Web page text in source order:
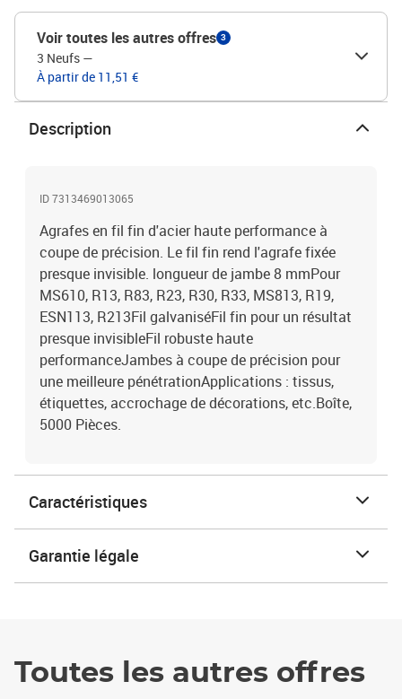
Voir toutes les autres offres 3
3 Neufs —
À partir de 11,51 €
Description
ID 7313469013065
Agrafes en fil fin d'acier haute performance à
coupe de précision. Le fil fin rend l'agrafe fixée
presque invisible. longueur de jambe 8 mmPour
MS610, R13, R83, R23, R30, R33, MS813, R19,
ESN113, R213Fil galvaniséFil fin pour un résultat
presque invisibleFil robuste haute
performanceJambes à coupe de précision pour
une meilleure pénétrationApplications : tissus,
étiquettes, accrochage de décorations, etc.Boîte,
5000 Pièces.
Caractéristiques
Garantie légale
Toutes les autres offres